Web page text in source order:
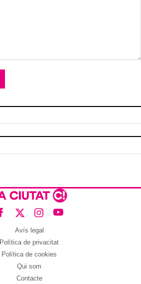
Avís legal
Política de privacitat
Política de cookies
Qui som
Contacte